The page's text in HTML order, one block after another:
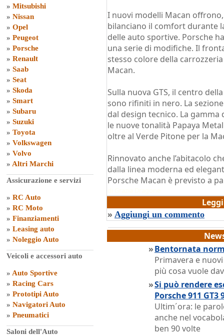
» Mitsubishi
» Nissan
» Opel
» Peugeot
» Porsche
» Renault
» Saab
» Seat
» Skoda
» Smart
» Subaru
» Suzuki
» Toyota
» Volkswagen
» Volvo
» Altri Marchi
Assicurazione e servizi
» RC Auto
» RC Moto
» Finanziamenti
» Leasing auto
» Noleggio Auto
Veicoli e accessori auto
» Auto Sportive
» Racing Cars
» Prototipi Auto
» Navigatori Auto
» Pneumatici
Saloni dell'Auto
I nuovi modelli Macan
bilanciano il comfort durante
delle auto sportive. Porsche
una serie di modifiche. Il
stesso colore della
Macan.
Sulla nuova GTS, il centro
sono rifiniti in nero. La
dal design tecnico. La
le nuove tonalità Papaya
oltre al Verde Pitone per la
Rinnovato anche l’abitacolo
dalla linea moderna ed
Porsche Macan è previsto a
» Aggiungi un commento
»Bentornata
Primavera e
più cosa vuole
»Si può rendere
Porsche 911 GT3
Ultim´ora: le
anche nel
ben 90 volte